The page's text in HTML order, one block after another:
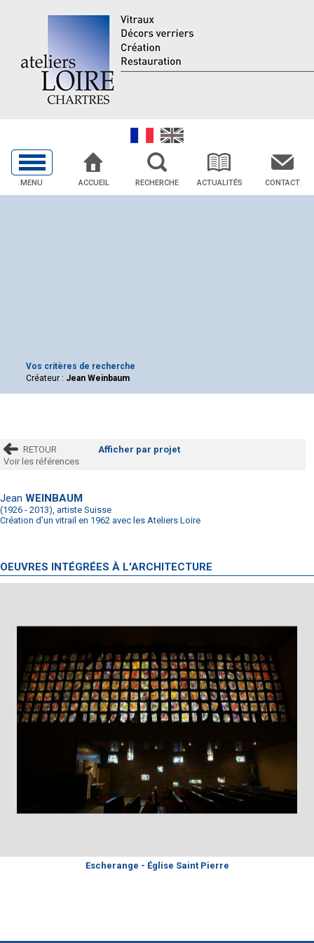
MENU ACCUEIL RECHERCHE ACTUALITÉS CONTACT
Vos critères de recherche
Créateur : Jean Weinbaum
RETOUR
Afficher par projet
Voir les références
Jean WEINBAUM
(1926 - 2013), artiste Suisse
Création d'un vitrail en 1962 avec les Ateliers Loire
OEUVRES INTÉGRÉES À L'ARCHITECTURE
Escherange - Église Saint Pierre